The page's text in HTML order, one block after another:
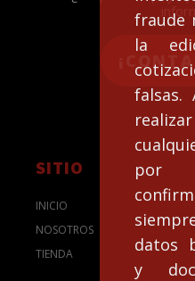
fraude
la
falsas.
realizar
por
datos
y
SITIO
INICIO
NOSOTROS
TIENDA